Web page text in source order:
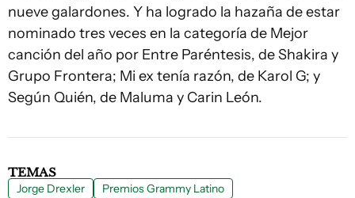
nueve galardones. Y ha logrado la hazaña de estar
nominado tres veces en la categoría de Mejor
canción del año por Entre Paréntesis, de Shakira y
Grupo Frontera; Mi ex tenía razón, de Karol G; y
Según Quién, de Maluma y Carin León.
TEMAS
Jorge Drexler Premios Grammy Latino